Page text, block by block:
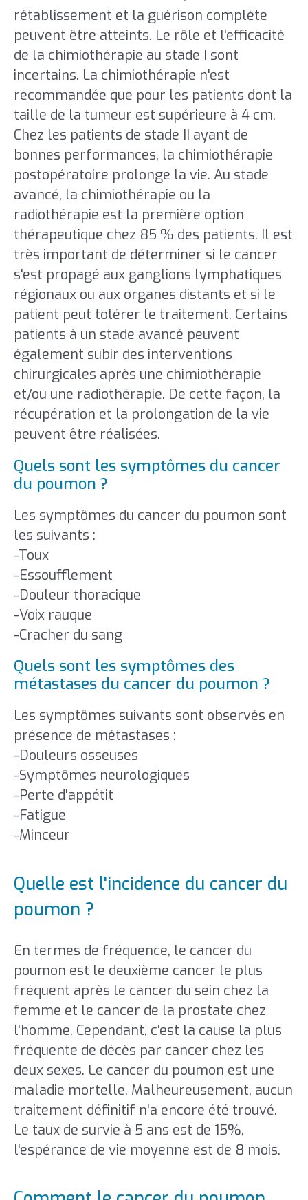
rétablissement et la guérison complète
peuvent être atteints. Le rôle et l'efficacité
de la chimiothérapie au stade I sont
incertains. La chimiothérapie n'est
recommandée que pour les patients dont la
taille de la tumeur est supérieure à 4 cm.
Chez les patients de stade II ayant de
bonnes performances, la chimiothérapie
postopératoire prolonge la vie. Au stade
avancé, la chimiothérapie ou la
radiothérapie est la première option
thérapeutique chez 85 % des patients. Il est
très important de déterminer si le cancer
s'est propagé aux ganglions lymphatiques
régionaux ou aux organes distants et si le
patient peut tolérer le traitement. Certains
patients à un stade avancé peuvent
également subir des interventions
chirurgicales après une chimiothérapie
et/ou une radiothérapie. De cette façon, la
récupération et la prolongation de la vie
peuvent être réalisées.
Quels sont les symptômes du cancer
du poumon ?
Les symptômes du cancer du poumon sont
les suivants :
-Toux
-Essoufflement
-Douleur thoracique
-Voix rauque
-Cracher du sang
Quels sont les symptômes des
métastases du cancer du poumon ?
Les symptômes suivants sont observés en
présence de métastases :
-Douleurs osseuses
-Symptômes neurologiques
-Perte d'appétit
-Fatigue
-Minceur
Quelle est l'incidence du cancer du
poumon ?
En termes de fréquence, le cancer du
poumon est le deuxième cancer le plus
fréquent après le cancer du sein chez la
femme et le cancer de la prostate chez
l'homme. Cependant, c'est la cause la plus
fréquente de décès par cancer chez les
deux sexes. Le cancer du poumon est une
maladie mortelle. Malheureusement, aucun
traitement définitif n'a encore été trouvé.
Le taux de survie à 5 ans est de 15%,
l'espérance de vie moyenne est de 8 mois.